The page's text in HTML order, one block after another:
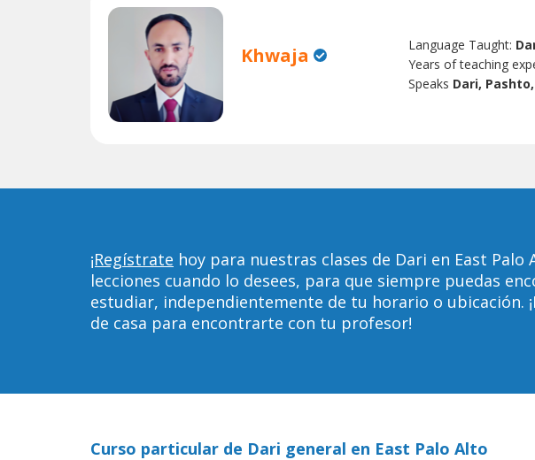
Khwaja Language Taught:
Years of teaching
Speaks Dari,
¡Regístrate hoy para nuestras clases de Dari en East Palo
lecciones cuando lo desees, para que siempre puedas
estudiar, independientemente de tu horario o ubicación.
de casa para encontrarte con tu profesor!
Curso particular de Dari general en East Palo Alto